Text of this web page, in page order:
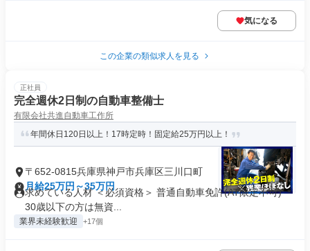
気になる
この企業の類似求人を見る
正社員
完全週休2日制の自動車整備士
有限会社共進自動車工作所
年間休日120日以上！17時定時！固定給25万円以上！
〒652-0815兵庫県神戸市兵庫区三川口町
月給25万円～35万円
求めている人材 ＜必須資格＞ 普通自動車免許(AT限定不可) ＊
30歳以下の方は無資...
業界未経験歓迎 +17個